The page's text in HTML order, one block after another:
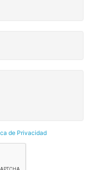
de Privacidad